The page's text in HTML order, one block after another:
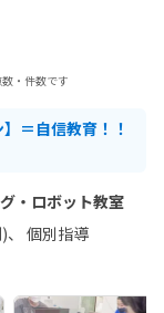
・件数です
＝自信教育！！
・ロボット教室
個別指導